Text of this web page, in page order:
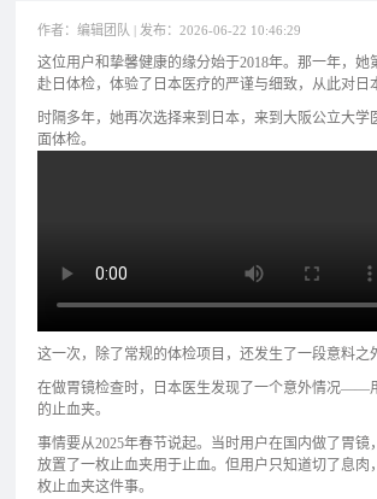
作者：编辑团队 | 发布：2026-06-22 10:46:29
这位用户和挚馨健康的缘分始于2018年。那一年，她
赴日体检，体验了日本医疗的严谨与细致，从此对日
时隔多年，她再次选择来到日本，来到大阪公立大学
面体检。
这一次，除了常规的体检项目，还发生了一段意料之
在做胃镜检查时，日本医生发现了一个意外情况——
的止血夹。
事情要从2025年春节说起。当时用户在国内做了胃镜
放置了一枚止血夹用于止血。但用户只知道切了息肉
枚止血夹这件事。